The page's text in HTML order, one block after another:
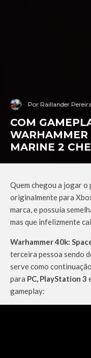
Por Raillander Pereira
COM
MARINE 2
Quem chegou a jogar o
originalmente para
marca, e possuía
mas que infelizmente
Warhammer 40k:
terceira pessoa sendo
serve como
para PC, PlayStation 3
gameplay: